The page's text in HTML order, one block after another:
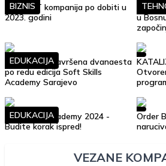
Top 10 IT kompanija po dobiti u
2023. godini
BIZNIS
u
Uspješno je završena dvanaesta
po redu edicija Soft Skills
Academy Sarajevo
EDUKACIJA
Soft Skills Academy 2024 -
Budite korak ispred!
EDUKACIJA
Order
VEZANE